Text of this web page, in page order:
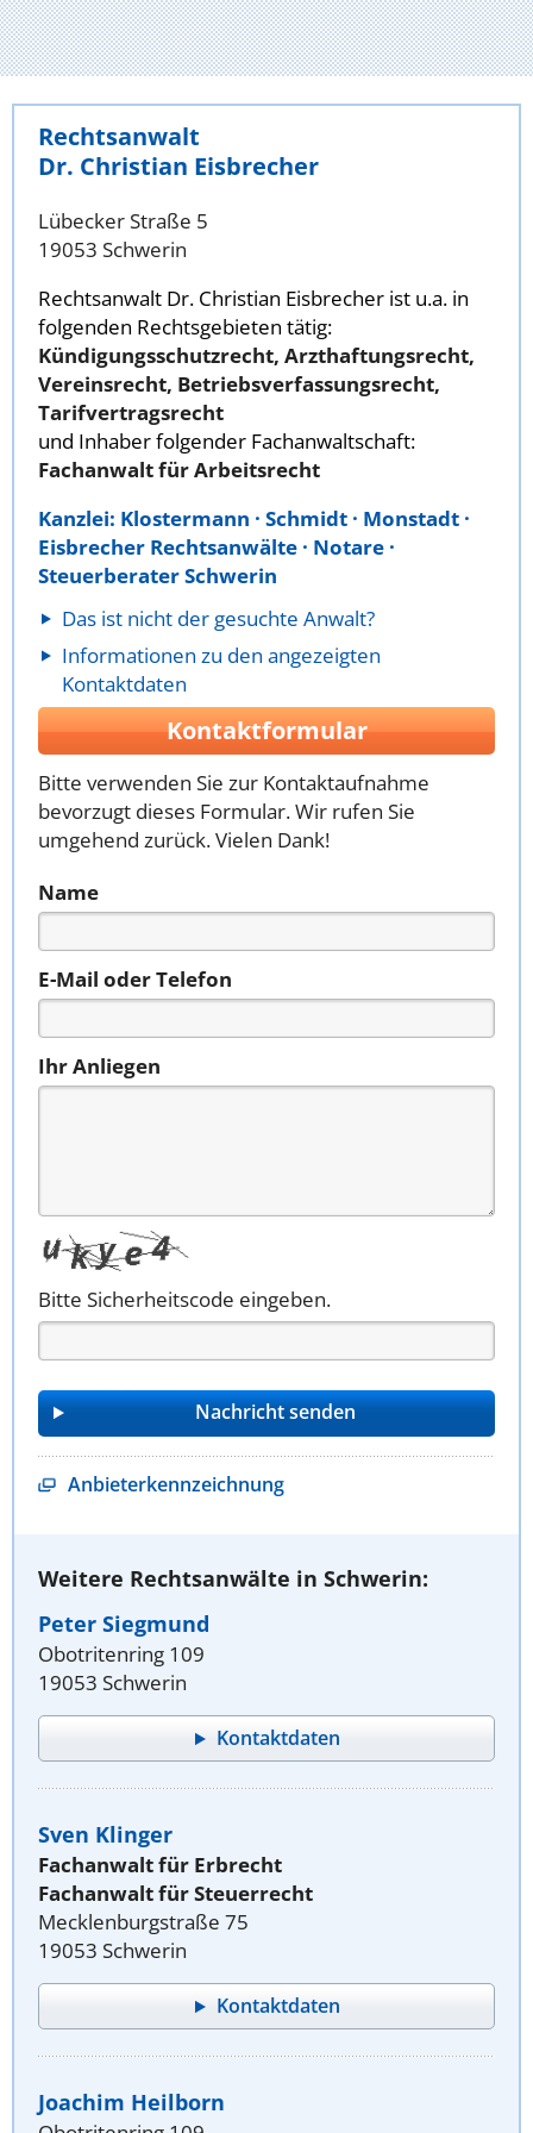
Rechtsanwalt
Dr. Christian Eisbrecher
Lübecker Straße 5
19053 Schwerin
Rechtsanwalt Dr. Christian Eisbrecher ist u.a. in
folgenden Rechtsgebieten tätig:
Kündigungsschutzrecht, Arzthaftungsrecht,
Vereinsrecht, Betriebsverfassungsrecht,
Tarifvertragsrecht
und Inhaber folgender Fachanwaltschaft:
Fachanwalt für Arbeitsrecht
Kanzlei: Klostermann · Schmidt · Monstadt ·
Eisbrecher Rechtsanwälte · Notare ·
Steuerberater Schwerin
Das ist nicht der gesuchte Anwalt?
Informationen zu den angezeigten
Kontaktdaten
Kontaktformular
Bitte verwenden Sie zur Kontaktaufnahme
bevorzugt dieses Formular. Wir rufen Sie
umgehend zurück. Vielen Dank!
Name
E-Mail oder Telefon
Ihr Anliegen
Bitte Sicherheitscode eingeben.
Anbieterkennzeichnung
Weitere Rechtsanwälte in Schwerin:
Peter Siegmund
Obotritenring 109
19053 Schwerin
Kontaktdaten
Sven Klinger
Fachanwalt für Erbrecht
Fachanwalt für Steuerrecht
Mecklenburgstraße 75
19053 Schwerin
Kontaktdaten
Joachim Heilborn